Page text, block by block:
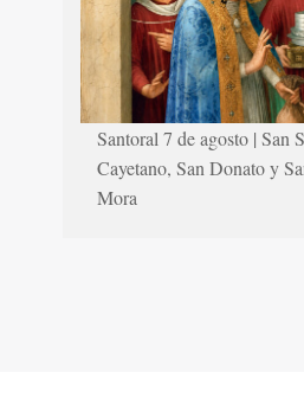
Santoral 7 de agosto | San
Cayetano, San Donato y
Mora